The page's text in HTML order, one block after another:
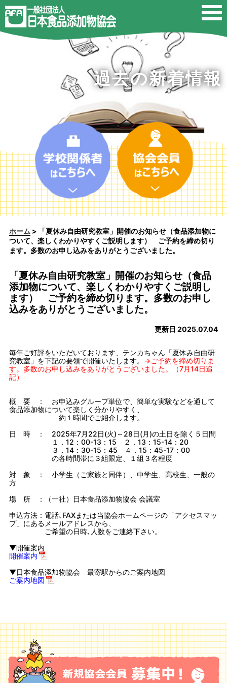
過去の新着情報
ホーム > 「夏休み自由研究教室」開催のお知らせ（食品添加物に
ついて、楽しくわかりやすくご説明します） ご予約を締め切り
ます。多数のお申し込みをありがとうございました。
「夏休み自由研究教室」開催のお知らせ（食品
添加物について、楽しくわかりやすくご説明し
ます） ご予約を締め切ります。多数のお申し
込みをありがとうございました。
更新日 2025.07.04
毎年ご好評をいただいております、テンカちゃん「夏休み自由研
究教室」を下記の要領で開催いたします。 →ご予約を締め切りま
す。多数のお申し込みをありがとうございました。（7月14日追
記）
概 要 ： お申込みグループ単位で、簡単な実験などを通して
食品添加物について楽しく分かりやすく、
約１時間でご紹介します。
日 時 ： 2025年7月22日(火)～28日(月)の土日を除く５日間
１．12：00-13：15 ２．13：15-14：20
３．14：30-15：45 ４．15：45-17：00
の各時間帯に３組限定、１組３名程度
対 象 ： 小学生（ご家族と同伴）、中学生、高校生、一般の
方
場 所 ：（一社）日本食品添加物協会 会議室
申込方法：電話､FAXまたは当協会ホームページの「アクセスマッ
プ」にあるメールアドレスから、
ご希望の日時､人数をご連絡下さい。
▼開催案内
開催案内
▼日本食品添加物協会 最寄駅からのご案内地図
ご案内地図